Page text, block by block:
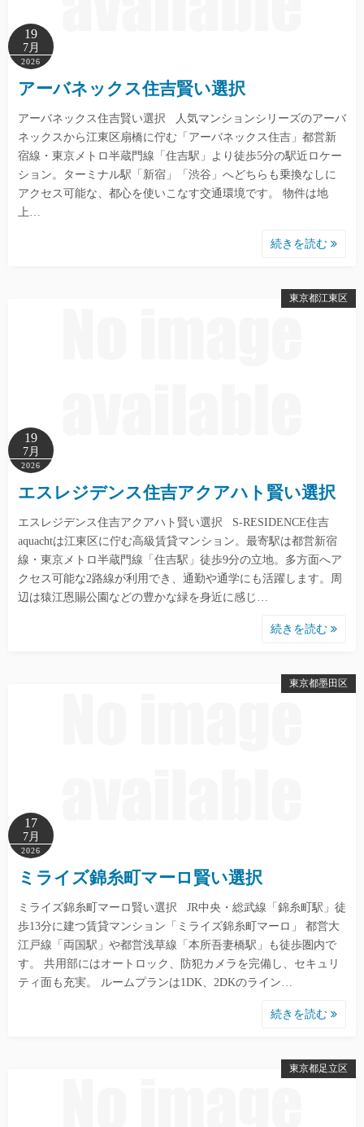
19
7月
2026
アーバネックス住吉賢い選択
アーバネックス住吉賢い選択 人気マンションシリーズのアーバ
ネックスから江東区扇橋に佇む「アーバネックス住吉」都営新
宿線・東京メトロ半蔵門線「住吉駅」より徒歩5分の駅近ロケー
ション。ターミナル駅「新宿」「渋谷」へどちらも乗換なしに
アクセス可能な、都心を使いこなす交通環境です。 物件は地
上…
続きを読む
東京都江東区
19
7月
2026
エスレジデンス住吉アクアハト賢い選択
エスレジデンス住吉アクアハト賢い選択 S-RESIDENCE住吉
aquachtは江東区に佇む高級賃貸マンション。最寄駅は都営新宿
線・東京メトロ半蔵門線「住吉駅」徒歩9分の立地。多方面へア
クセス可能な2路線が利用でき、通勤や通学にも活躍します。周
辺は猿江恩賜公園などの豊かな緑を身近に感じ…
続きを読む
東京都墨田区
17
7月
2026
ミライズ錦糸町マーロ賢い選択
ミライズ錦糸町マーロ賢い選択 JR中央・総武線「錦糸町駅」徒
歩13分に建つ賃貸マンション「ミライズ錦糸町マーロ」 都営大
江戸線「両国駅」や都営浅草線「本所吾妻橋駅」も徒歩圏内で
す。 共用部にはオートロック、防犯カメラを完備し、セキュリ
ティ面も充実。 ルームプランは1DK、2DKのライン…
続きを読む
東京都足立区